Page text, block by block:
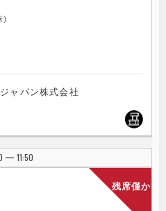
ャパン株式会社
| 11:50
残席僅か